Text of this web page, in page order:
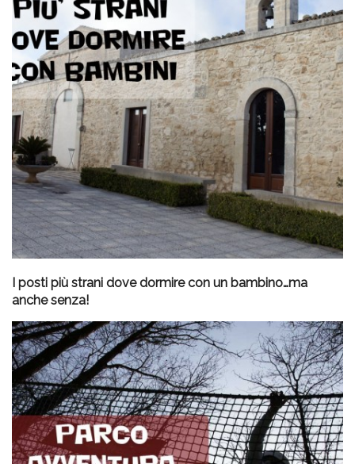
I posti più strani dove dormire con un bambino…ma
anche senza!